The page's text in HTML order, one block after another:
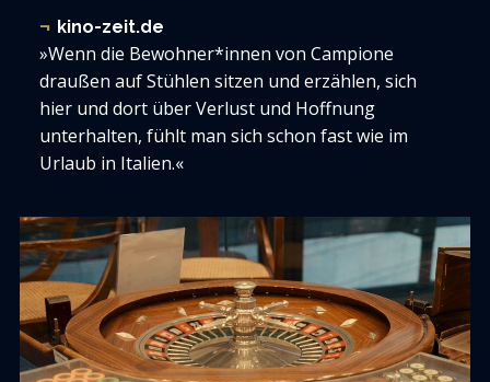
kino-zeit.de
»Wenn die Bewohner*innen von Campione
draußen auf Stühlen sitzen und erzählen, sich
hier und dort über Verlust und Hoffnung
unterhalten, fühlt man sich schon fast wie im
Urlaub in Italien.«